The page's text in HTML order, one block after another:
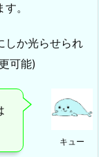
。
しか光らせられ
可能)
キュー